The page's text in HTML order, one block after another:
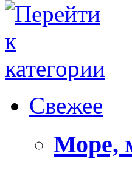
Свежее
Море,